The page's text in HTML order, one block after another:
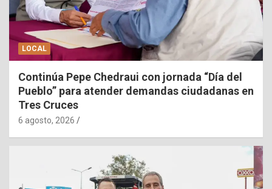
LOCAL
Continúa Pepe Chedraui con jornada “Día del
Pueblo” para atender demandas ciudadanas en
Tres Cruces
6 agosto, 2026